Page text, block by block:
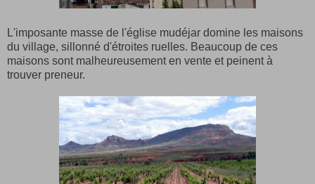
L'imposante masse de l'église mudéjar domine les maisons
du village, sillonné d'étroites ruelles. Beaucoup de ces
maisons sont malheureusement en vente et peinent à
trouver preneur.